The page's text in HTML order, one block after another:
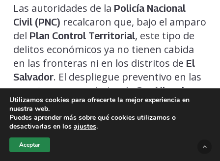
Las autoridades de la Policía Nacional
Civil (PNC) recalcaron que, bajo el amparo
del Plan Control Territorial, este tipo de
delitos económicos ya no tienen cabida
en las fronteras ni en los distritos de El
Salvador. El despliegue preventivo en las
carreteras secundarias deSan Miguel
Nortese mantendrá riguroso para
desarticular el financiamiento de
estructuras ilícitas.
Las jefaturas de seguridad reiteraron la
Utilizamos cookies para ofrecerte la mejor experiencia en
nuestra web.
Puedes aprender más sobre qué cookies utilizamos o
desactivarlas en los ajustes.
Aceptar